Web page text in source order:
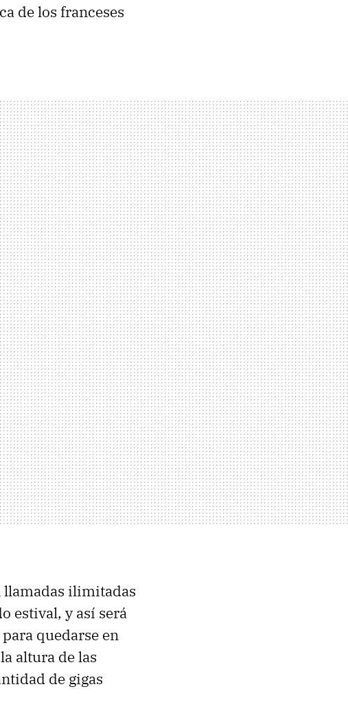
de los franceses
llamadas ilimitadas
estival, y así será
quedarse en
altura de las
de gigas